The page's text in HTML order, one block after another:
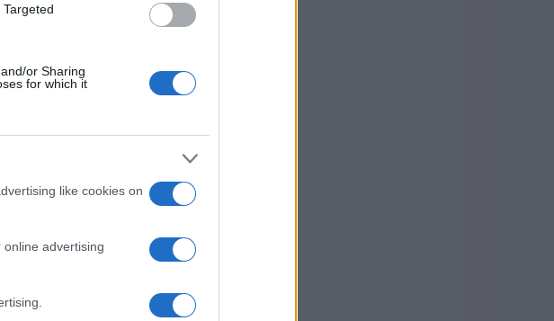
or Sharing
for which it
like cookies on
advertising
braccio. Al
liscia.
del
la